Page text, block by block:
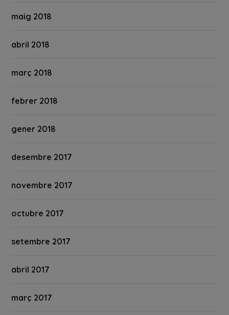
maig 2018
abril 2018
març 2018
febrer 2018
gener 2018
desembre 2017
novembre 2017
octubre 2017
setembre 2017
abril 2017
març 2017